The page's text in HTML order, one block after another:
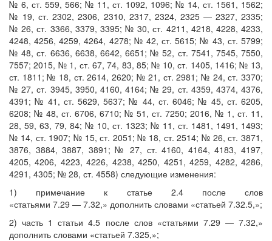
№ 6, ст. 559, 566; № 11, ст. 1092, 1096; № 14, ст. 1561, 1562;
№ 19, ст. 2302, 2306, 2310, 2317, 2324, 2325 — 2327, 2335;
№ 26, ст. 3366, 3379, 3395; № 30, ст. 4211, 4218, 4228, 4233,
4248, 4256, 4259, 4264, 4278; № 42, ст. 5615; № 43, ст. 5799;
№ 48, ст. 6636, 6638, 6642, 6651; № 52, ст. 7541, 7545, 7550,
7557; 2015, № 1, ст. 67, 74, 83, 85; № 10, ст. 1405, 1416; № 13,
ст. 1811; № 18, ст. 2614, 2620; № 21, ст. 2981; № 24, ст. 3370;
№ 27, ст. 3945, 3950, 4160, 4164; № 29, ст. 4359, 4374, 4376,
4391; № 41, ст. 5629, 5637; № 44, ст. 6046; № 45, ст. 6205,
6208; № 48, ст. 6706, 6710; № 51, ст. 7250; 2016, № 1, ст. 11,
28, 59, 63, 79, 84; № 10, ст. 1323; № 11, ст. 1481, 1491, 1493;
№ 14, ст. 1907; № 15, ст. 2051; № 18, ст. 2514; № 26, ст. 3871,
3876, 3884, 3887, 3891; № 27, ст. 4160, 4164, 4183, 4197,
4205, 4206, 4223, 4226, 4238, 4250, 4251, 4259, 4282, 4286,
4291, 4305; № 28, ст. 4558) следующие изменения:
1) примечание к статье 2.4 после слов
«статьями 7.29 — 7.32,» дополнить словами «статьей 7.32.5,»;
2) часть 1 статьи 4.5 после слов «статьями 7.29 — 7.32,»
дополнить словами «статьей 7.325,»;